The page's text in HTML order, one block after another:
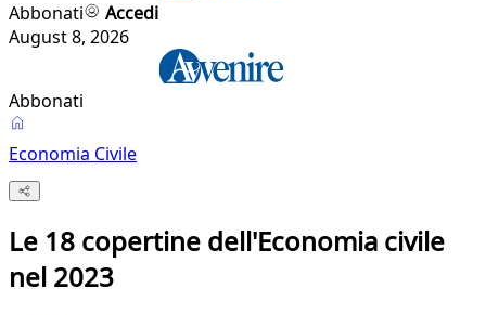
Abbonati
Accedi
August 8, 2026
Abbonati
Economia Civile
Le 18 copertine dell'Economia civile
nel 2023